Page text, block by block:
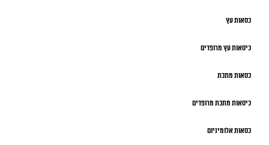
כסאות עץ
כיסאות עץ מרופדים
כסאות מתכת
כיסאות מתכת מרופדים
כסאות אלומיניום